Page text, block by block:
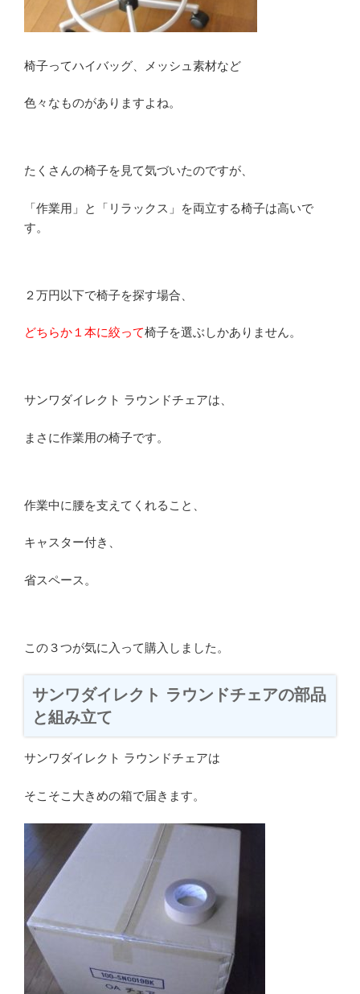
椅子ってハイバッグ、メッシュ素材など
色々なものがありますよね。
たくさんの椅子を見て気づいたのですが、
「作業用」と「リラックス」を両立する椅子は高いで
す。
２万円以下で椅子を探す場合、
どちらか１本に絞って椅子を選ぶしかありません。
サンワダイレクト ラウンドチェアは、
まさに作業用の椅子です。
作業中に腰を支えてくれること、
キャスター付き、
省スペース。
この３つが気に入って購入しました。
サンワダイレクト ラウンドチェアの部品
と組み立て
サンワダイレクト ラウンドチェアは
そこそこ大きめの箱で届きます。